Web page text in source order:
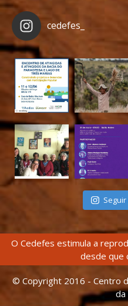
cedefes_
O Cedefes estimula a
desde que
© Copyright 2016 - Centro
da